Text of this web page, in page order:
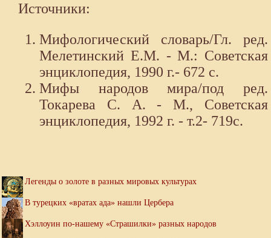
Источники:
Мифологический словарь/Гл. ред.
Мелетинский Е.М. - М.: Советская
энциклопедия, 1990 г.- 672 с.
Мифы народов мира/под ред.
Токарева С. А. - М., Советская
энциклопедия, 1992 г. - т.2- 719с.
Легенды о золоте в разных мировых культурах
В турецких «вратах ада» нашли Цербера
Хэллоуин по-нашему «Страшилки» разных народов